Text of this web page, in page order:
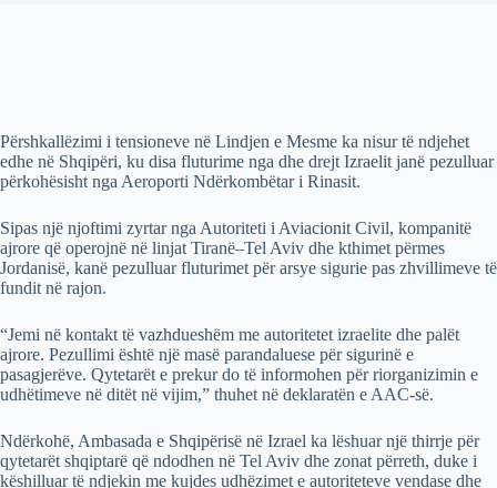
Përshkallëzimi i tensioneve në Lindjen e Mesme ka nisur të ndjehet
edhe në Shqipëri, ku disa fluturime nga dhe drejt Izraelit janë pezulluar
përkohësisht nga Aeroporti Ndërkombëtar i Rinasit.
Sipas një njoftimi zyrtar nga Autoriteti i Aviacionit Civil, kompanitë
ajrore që operojnë në linjat Tiranë–Tel Aviv dhe kthimet përmes
Jordanisë, kanë pezulluar fluturimet për arsye sigurie pas zhvillimeve të
fundit në rajon.
“Jemi në kontakt të vazhdueshëm me autoritetet izraelite dhe palët
ajrore. Pezullimi është një masë parandaluese për sigurinë e
pasagjerëve. Qytetarët e prekur do të informohen për riorganizimin e
udhëtimeve në ditët në vijim,” thuhet në deklaratën e AAC-së.
Ndërkohë, Ambasada e Shqipërisë në Izrael ka lëshuar një thirrje për
qytetarët shqiptarë që ndodhen në Tel Aviv dhe zonat përreth, duke i
këshilluar të ndjekin me kujdes udhëzimet e autoriteteve vendase dhe